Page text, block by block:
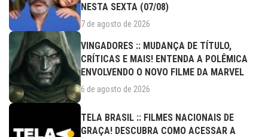
NESTA SEXTA (07/08)
7 de agosto de 2026
VINGADORES :: MUDANÇA DE TÍTULO,
CRÍTICAS E MAIS! ENTENDA A POLÊMICA
ENVOLVENDO O NOVO FILME DA MARVEL
6 de agosto de 2026
TELA BRASIL :: FILMES NACIONAIS DE
GRAÇA! DESCUBRA COMO ACESSAR A